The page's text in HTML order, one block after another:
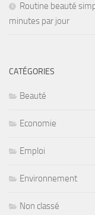
Routine beauté
minutes par jour
CATÉGORIES
Beauté
Economie
Emploi
Environnement
Non classé